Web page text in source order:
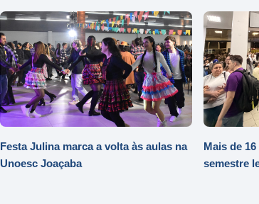
Festa Julina marca a volta às aulas na
Unoesc Joaçaba
Mais de
semestre